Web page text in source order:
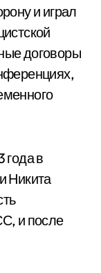
и играл
договоры
года в
Никита
и после